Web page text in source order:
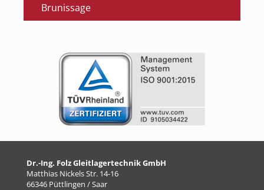
Brunissage
Dr.-Ing. Folz Gleitlagertechnik GmbH
Matthias Nickels Str. 14-16
66346 Püttlingen / Saar